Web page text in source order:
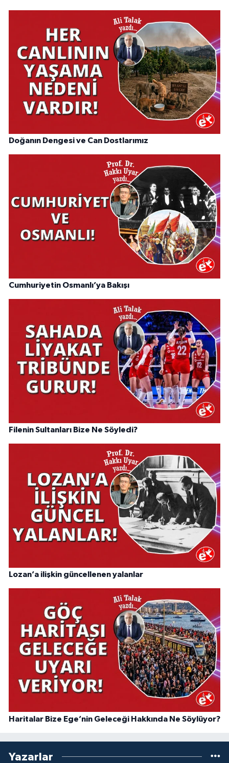
Doğanın Dengesi ve Can Dostlarımız
Cumhuriyetin Osmanlı’ya Bakışı
Filenin Sultanları Bize Ne Söyledi?
Lozan’a ilişkin güncellenen yalanlar
Haritalar Bize Ege’nin Geleceği Hakkında Ne Söylüyor?
Yazarlar